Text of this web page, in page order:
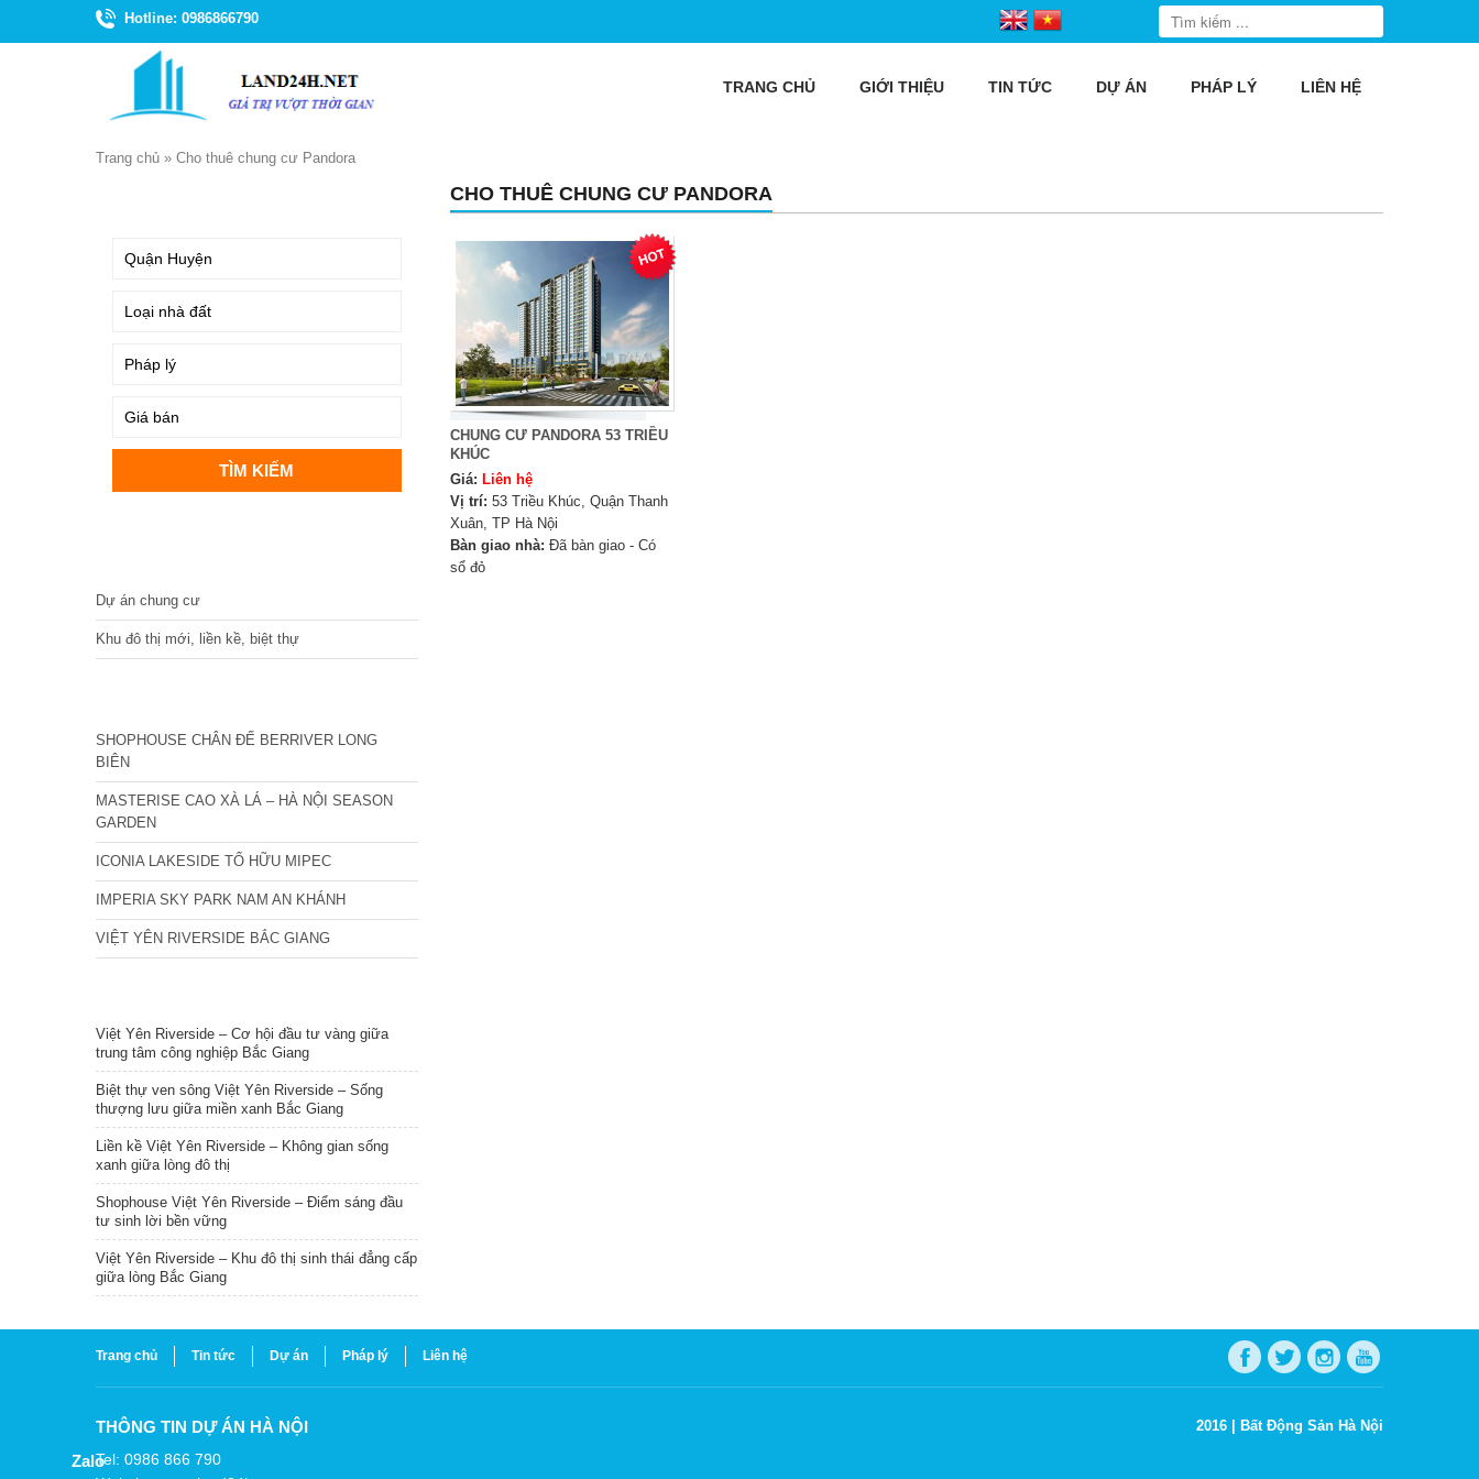
Hotline: 0986866790
TRANG CHỦ GIỚI THIỆU TIN TỨC DỰ ÁN PHÁP LÝ LIÊN HỆ
Trang chủ » Cho thuê chung cư Pandora
CHO THUÊ CHUNG CƯ PANDORA
CHUNG CƯ PANDORA 53 TRIỀU
KHÚC
Giá: Liên hệ
Vị trí: 53 Triều Khúc, Quận Thanh
Xuân, TP Hà Nội
Bàn giao nhà: Đã bàn giao - Có
sổ đỏ
Dự án chung cư
Khu đô thị mới, liền kề, biệt thự
SHOPHOUSE CHÂN ĐẾ BERRIVER LONG
BIÊN
MASTERISE CAO XÀ LÁ – HÀ NỘI SEASON
GARDEN
ICONIA LAKESIDE TỐ HỮU MIPEC
IMPERIA SKY PARK NAM AN KHÁNH
VIỆT YÊN RIVERSIDE BẮC GIANG
Việt Yên Riverside – Cơ hội đầu tư vàng giữa
trung tâm công nghiệp Bắc Giang
Biệt thự ven sông Việt Yên Riverside – Sống
thượng lưu giữa miền xanh Bắc Giang
Liền kề Việt Yên Riverside – Không gian sống
xanh giữa lòng đô thị
Shophouse Việt Yên Riverside – Điểm sáng đầu
tư sinh lời bền vững
Việt Yên Riverside – Khu đô thị sinh thái đẳng cấp
giữa lòng Bắc Giang
Trang chủ Tin tức Dự án Pháp lý Liên hệ
THÔNG TIN DỰ ÁN HÀ NỘI
Tel: 0986 866 790
2016 | Bất Động Sản Hà Nội
Zalo